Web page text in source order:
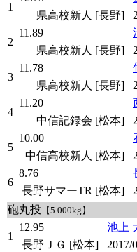
1
県高校新人 [長野]
2
11.89
県高校新人 [長野]
3
11.78
県高校新人 [長野]
4
11.20
中信記録会 [松本]
5
10.00
中信高校新人 [松本]
6
8.76
長野サマーTR [松本]
砲丸投 【5.000kg】
1
12.95 池上
長野ＪＧ [松本]
2017/